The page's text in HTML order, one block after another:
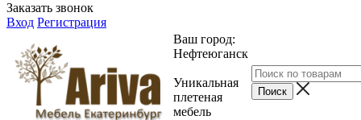
Заказать звонок
Вход Регистрация
Ваш город:
Нефтеюганск
Уникальная
плетеная
мебель